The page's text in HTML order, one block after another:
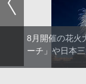
8月開催の花火
ーチ」や日本